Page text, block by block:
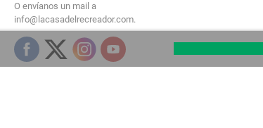
O envíanos un mail a
info@lacasadelrecreador.com.